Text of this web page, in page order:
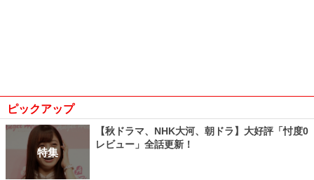
ピックアップ
特集
【秋ドラマ、NHK大河、朝ドラ】大好評「忖度0
レビュー」全話更新！